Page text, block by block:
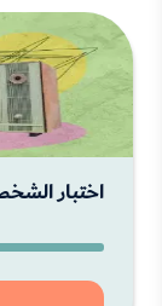
اختبار